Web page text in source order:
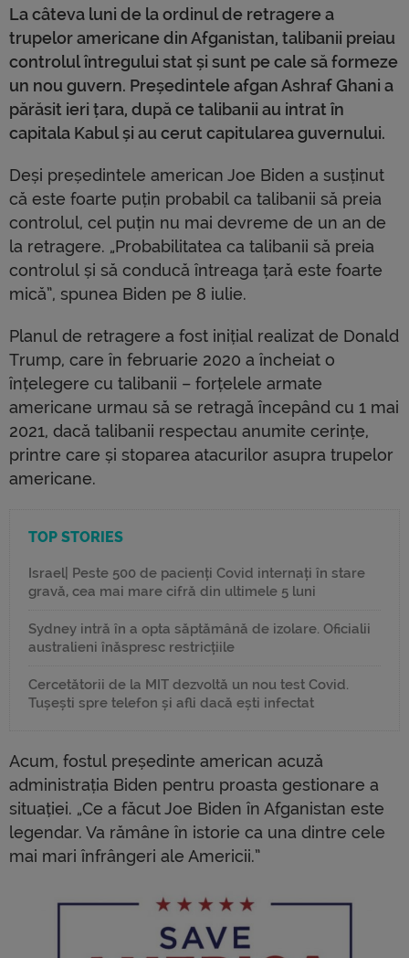
La câteva luni de la ordinul de retragere a
trupelor americane din Afganistan, talibanii preiau
controlul întregului stat și sunt pe cale să formeze
un nou guvern. Președintele afgan Ashraf Ghani a
părăsit ieri țara, după ce talibanii au intrat în
capitala Kabul și au cerut capitularea guvernului.
Deși președintele american Joe Biden a susținut
că este foarte puțin probabil ca talibanii să preia
controlul, cel puțin nu mai devreme de un an de
la retragere. „Probabilitatea ca talibanii să preia
controlul și să conducă întreaga țară este foarte
mică”, spunea Biden pe 8 iulie.
Planul de retragere a fost inițial realizat de Donald
Trump, care în februarie 2020 a încheiat o
înțelegere cu talibanii – forțelele armate
americane urmau să se retragă începând cu 1 mai
2021, dacă talibanii respectau anumite cerințe,
printre care și stoparea atacurilor asupra trupelor
americane.
TOP STORIES
Israel| Peste 500 de pacienți Covid internați în stare
gravă, cea mai mare cifră din ultimele 5 luni
Sydney intră în a opta săptămână de izolare. Oficialii
australieni înăspresc restricțiile
Cercetătorii de la MIT dezvoltă un nou test Covid.
Tușești spre telefon și afli dacă ești infectat
Acum, fostul președinte american acuză
administrația Biden pentru proasta gestionare a
situației. „Ce a făcut Joe Biden în Afganistan este
legendar. Va rămâne în istorie ca una dintre cele
mai mari înfrângeri ale Americii.”